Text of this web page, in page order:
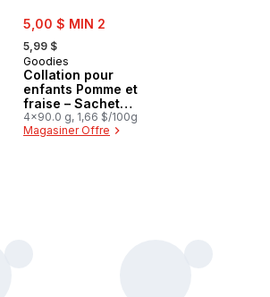
sale:
5,00 $ MIN 2
, formerly:
5,99 $
Goodies
Collation pour
enfants Pomme et
fraise – Sachet
Explosion de Fruits
sans sucre ajouté,
4x90.0 g, 1,66 $/100g
Magasiner Offre